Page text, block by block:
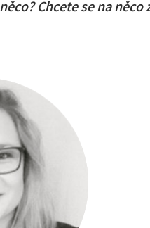
Chcete se na něco